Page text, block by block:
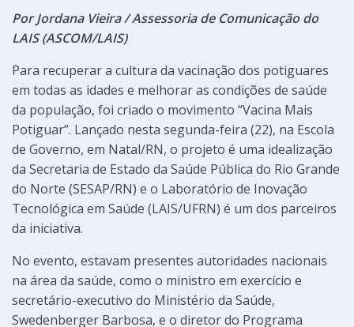
Por Jordana Vieira / Assessoria de Comunicação do
LAIS (ASCOM/LAIS)
Para recuperar a cultura da vacinação dos potiguares
em todas as idades e melhorar as condições de saúde
da população, foi criado o movimento “Vacina Mais
Potiguar”. Lançado nesta segunda-feira (22), na Escola
de Governo, em Natal/RN, o projeto é uma idealização
da Secretaria de Estado da Saúde Pública do Rio Grande
do Norte (SESAP/RN) e o Laboratório de Inovação
Tecnológica em Saúde (LAIS/UFRN) é um dos parceiros
da iniciativa.
No evento, estavam presentes autoridades nacionais
na área da saúde, como o ministro em exercício e
secretário-executivo do Ministério da Saúde,
Swedenberger Barbosa, e o diretor do Programa